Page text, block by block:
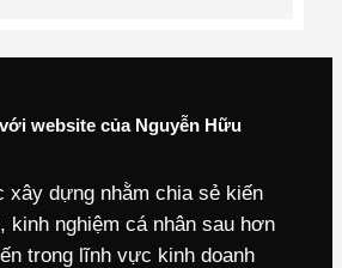
website của Nguyễn Hữu
xây dựng nhằm chia sẻ kiến
kinh nghiệm cá nhân sau hơn
trong lĩnh vực kinh doanh